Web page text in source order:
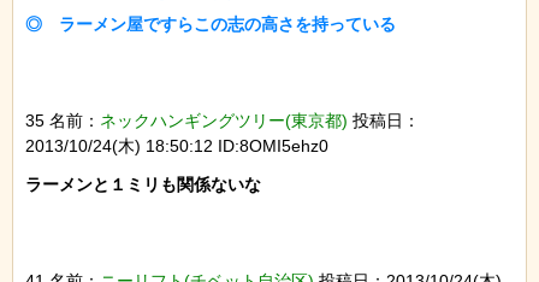
35 名前： ネックハンギングツリー(東京都) 投稿日：
2013/10/24(木) 18:50:12 ID:8OMI5ehz0
ラーメンと１ミリも関係ないな